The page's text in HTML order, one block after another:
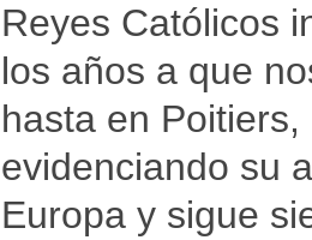
Reyes Católicos
los años a que
hasta en
evidenciando su
Europa y sigue